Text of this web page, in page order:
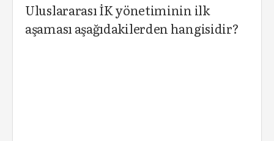
Uluslararası İK yönetiminin ilk
aşaması aşağıdakilerden hangisidir?